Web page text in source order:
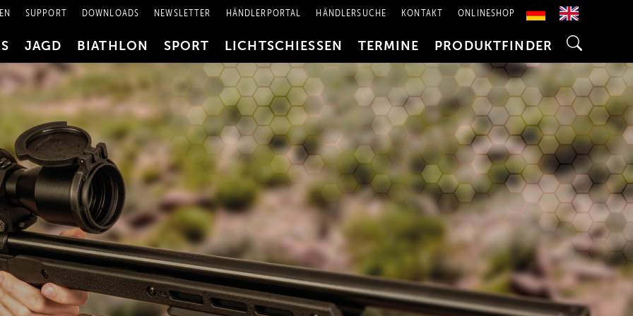
SUPPORT DOWNLOADS NEWSLETTER HÄNDLERPORTAL HÄNDLERSUCHE KONTAKT ONLINESHOP
JAGD BIATHLON SPORT LICHTSCHIESSEN TERMINE PRODUKTFINDER